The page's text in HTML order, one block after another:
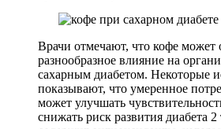
Врачи отмечают, что кофе может
разнообразное влияние на
сахарным диабетом. Некоторые
показывают, что умеренное
может улучшать
снижать риск развития диабета